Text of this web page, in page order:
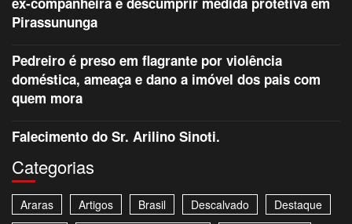
Pirassununga
Pedreiro é preso em flagrante por violência
doméstica, ameaça e dano a imóvel dos pais com
quem mora
Falecimento do Sr. Arilino Sinoti.
Categorias
Araras Artigos Brasil Descalvado
Destaque